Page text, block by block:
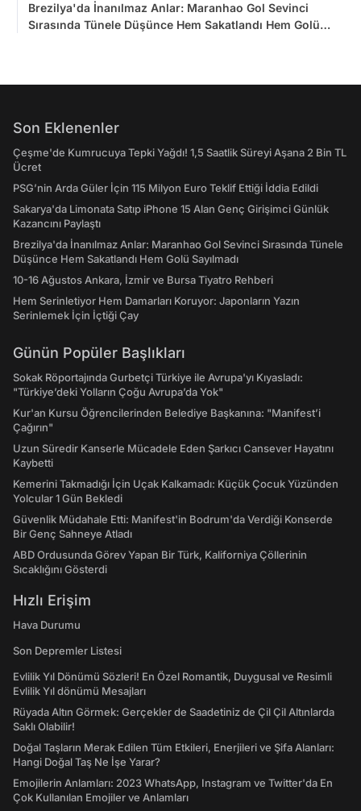
Brezilya'da İnanılmaz Anlar: Maranhao Gol Sevinci
Sırasında Tünele Düşünce Hem Sakatlandı Hem Golü
Son Eklenenler
Çeşme'de Kumrucuya Tepki Yağdı! 1,5 Saatlik Süreyi Aşana 2 Bin TL
Ücret
PSG’nin Arda Güler İçin 115 Milyon Euro Teklif Ettiği İddia Edildi
Sakarya'da Limonata Satıp iPhone 15 Alan Genç Girişimci Günlük
Kazancını Paylaştı
Brezilya'da İnanılmaz Anlar: Maranhao Gol Sevinci Sırasında Tünele
Düşünce Hem Sakatlandı Hem Golü Sayılmadı
10-16 Ağustos Ankara, İzmir ve Bursa Tiyatro Rehberi
Hem Serinletiyor Hem Damarları Koruyor: Japonların Yazın
Serinlemek İçin İçtiği Çay
Günün Popüler Başlıkları
Sokak Röportajında Gurbetçi Türkiye ile Avrupa'yı Kıyasladı:
"Türkiye’deki Yolların Çoğu Avrupa’da Yok"
Kur'an Kursu Öğrencilerinden Belediye Başkanına: "Manifest’i
Çağırın"
Uzun Süredir Kanserle Mücadele Eden Şarkıcı Cansever Hayatını
Kaybetti
Kemerini Takmadığı İçin Uçak Kalkamadı: Küçük Çocuk Yüzünden
Yolcular 1 Gün Bekledi
Güvenlik Müdahale Etti: Manifest'in Bodrum'da Verdiği Konserde
Bir Genç Sahneye Atladı
ABD Ordusunda Görev Yapan Bir Türk, Kaliforniya Çöllerinin
Sıcaklığını Gösterdi
Hızlı Erişim
Hava Durumu
Son Depremler Listesi
Evlilik Yıl Dönümü Sözleri! En Özel Romantik, Duygusal ve Resimli
Evlilik Yıl dönümü Mesajları
Rüyada Altın Görmek: Gerçekler de Saadetiniz de Çil Çil Altınlarda
Saklı Olabilir!
Doğal Taşların Merak Edilen Tüm Etkileri, Enerjileri ve Şifa Alanları:
Hangi Doğal Taş Ne İşe Yarar?
Emojilerin Anlamları: 2023 WhatsApp, Instagram ve Twitter'da En
Çok Kullanılan Emojiler ve Anlamları